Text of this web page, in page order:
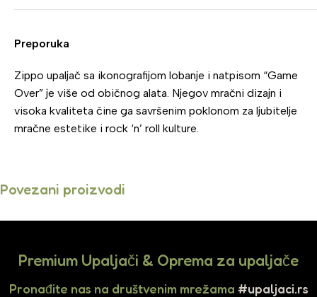
Preporuka
Zippo upaljač sa ikonografijom lobanje i natpisom “Game
Over” je više od običnog alata. Njegov mračni dizajn i
visoka kvaliteta čine ga savršenim poklonom za ljubitelje
mračne estetike i rock ‘n’ roll kulture.
Povezani proizvodi
Premium Upaljači & Oprema za upaljače
Pronađite nas na društvenim mrežama #upaljaci.rs